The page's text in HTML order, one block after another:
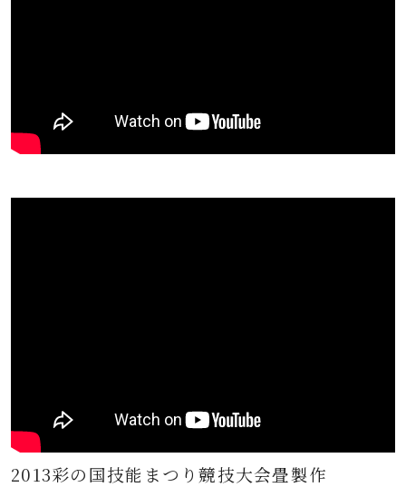
2013彩の国技能まつり競技大会畳製作